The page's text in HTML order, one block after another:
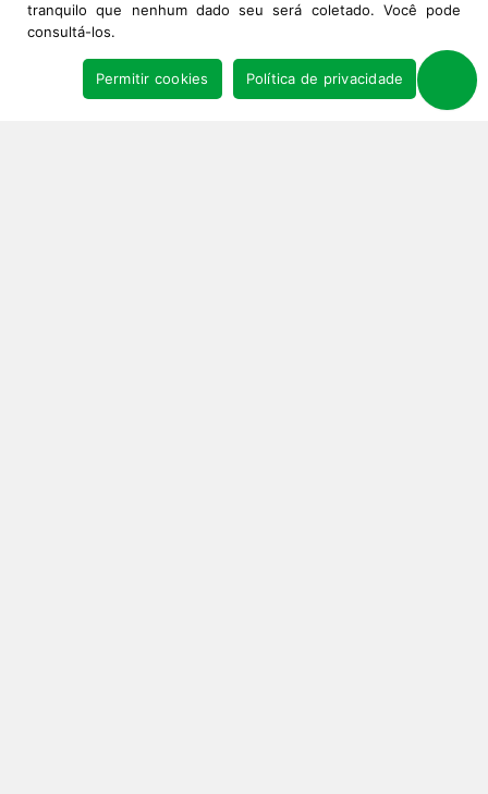
tranquilo que nenhum dado seu será coletado. Você pode
consultá-los.
Permitir cookies Política de privacidade